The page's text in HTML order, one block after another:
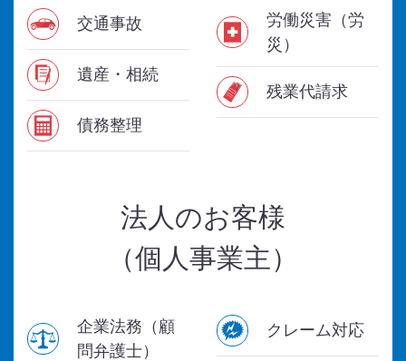
交通事故
遺産・相続
債務整理
労働災害（労
災）
残業代請求
法人のお客様
（個人事業主）
企業法務（顧
問弁護士）
クレーム対応